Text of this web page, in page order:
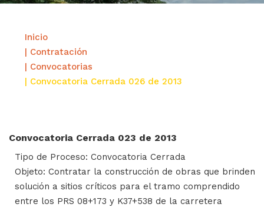
Inicio
| Contratación
| Convocatorias
| Convocatoria Cerrada 026 de 2013
Convocatoria Cerrada 023 de 2013
Tipo de Proceso: Convocatoria Cerrada
Objeto: Contratar la construcción de obras que brinden
solución a sitios críticos para el tramo comprendido
entre los PRS 08+173 y K37+538 de la carretera